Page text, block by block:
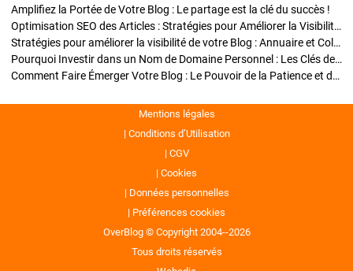
Amplifiez la Portée de Votre Blog : Le partage est la clé du succès !
Optimisation SEO des Articles : Stratégies pour Améliorer la Visibilité de Votre Blog
Stratégies pour améliorer la visibilité de votre Blog : Annuaire et Collaborations
Pourquoi Investir dans un Nom de Domaine Personnel : Les Clés de la Réussite de Votre Blog
Comment Faire Émerger Votre Blog : Le Pouvoir de la Patience et de la Persévérance
Mentions légales
Conditions d’Utilisation
CGV
Cookies
Données personnelles
Préférences cookies
OverBlog © Copyright 2004--2026
Tous droits réservés